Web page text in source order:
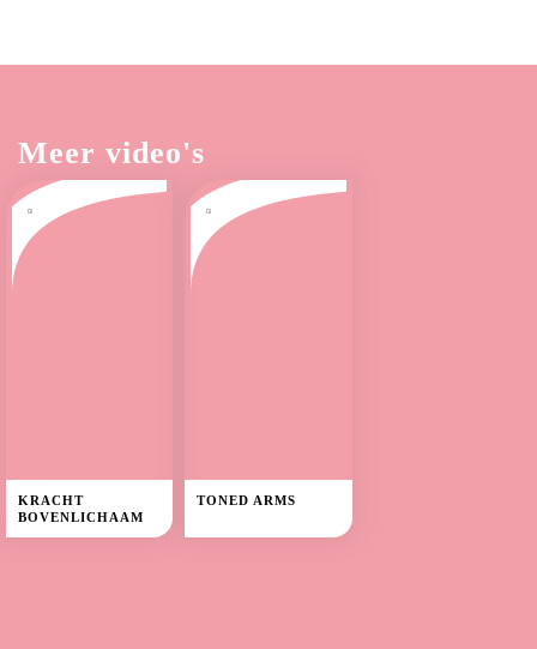
Meer video's
KRACHT
BOVENLICHAAM
TONED ARMS